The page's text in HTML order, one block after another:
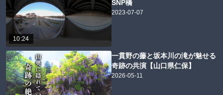
10:24
SNP橋
2023-07-07
一貫野の藤と坂本川の滝が魅せる
奇跡の共演【山口県仁保】
2026-05-11